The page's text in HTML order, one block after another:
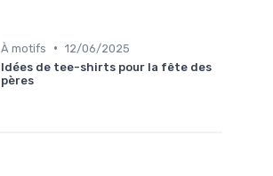
À motifs • 12/06/2025
Idées de tee-shirts pour la fête des
pères